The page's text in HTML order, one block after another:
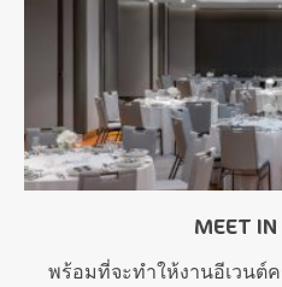
MEET
พร้อมที่จะทำให้งานอีเวนต์